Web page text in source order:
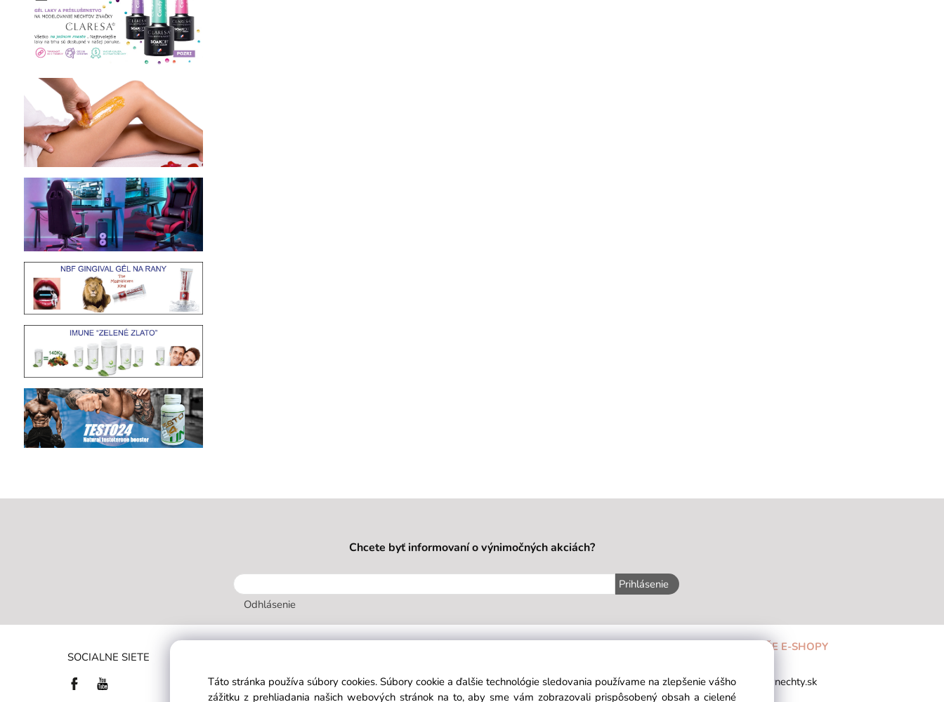
Chcete byť informovaní o výnimočných akciách?
Prihlásenie
Odhlásenie
SOCIALNE SIETE
OBCHODNÉ PODMIENKY
ZÁKAZNÍCKA SEKCIA
H&H BEAUTY s.r.o.
Mob:+421 903459677
Mail:objednavky@vlasynechty.sk
NAŠE E-SHOPY
vlasynechty.sk
Táto stránka používa súbory cookies. Súbory cookie a ďalšie technológie sledovania používame na zlepšenie vášho
zážitku z prehliadania našich webových stránok na to, aby sme vám zobrazovali prispôsobený obsah a cielené